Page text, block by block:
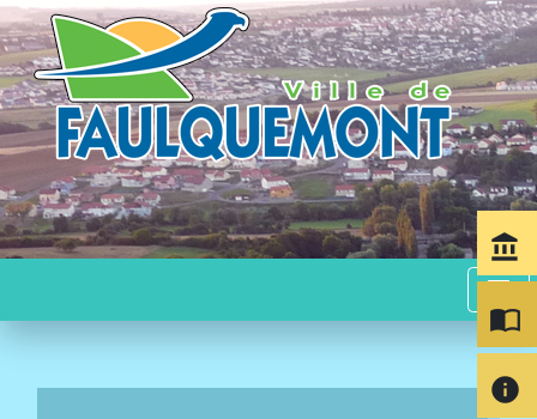
menu
account_balance
import_contacts
info